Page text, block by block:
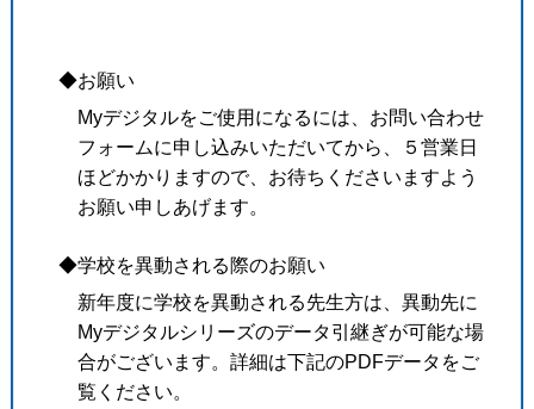
◆お願い
Myデジタルをご使用になるには、お問い合わせ
フォームに申し込みいただいてから、５営業日
ほどかかりますので、お待ちくださいますよう
お願い申しあげます。
◆学校を異動される際のお願い
新年度に学校を異動される先生方は、異動先に
Myデジタルシリーズのデータ引継ぎが可能な場
合がございます。詳細は下記のPDFデータをご
覧ください。